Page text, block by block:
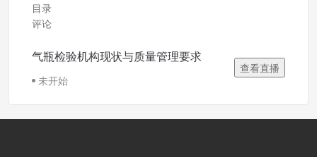
目录
评论
气瓶检验机构现状与质量管理要求
未开始
查看直播